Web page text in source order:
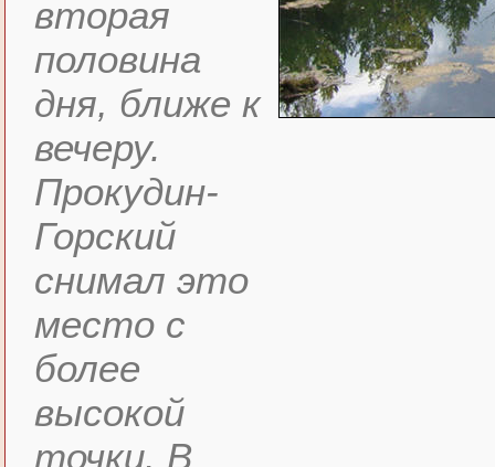
вторая
половина
дня, ближе к
вечеру.
Прокудин-
Горский
снимал это
место с
более
высокой
точки. В